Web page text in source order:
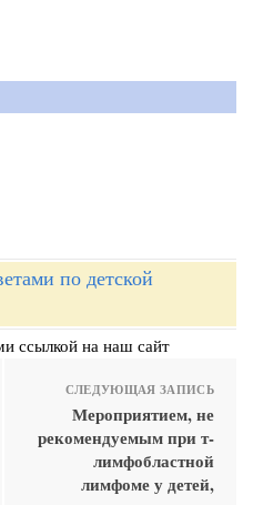
по детской
ссылкой на наш сайт
СЛЕДУЮЩАЯ ЗАПИСЬ
Мероприятием, не
рекомендуемым при т-
лимфобластной
лимфоме у детей,